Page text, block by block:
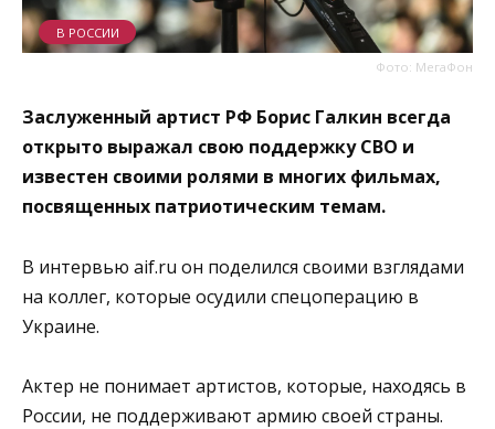
Фото: МегаФон
В РОССИИ
Заслуженный артист РФ Борис Галкин всегда
открыто выражал свою поддержку СВО и
известен своими ролями в многих фильмах,
посвященных патриотическим темам.
В интервью aif.ru он поделился своими взглядами
на коллег, которые осудили спецоперацию в
Украине.
Актер не понимает артистов, которые, находясь в
России, не поддерживают армию своей страны.